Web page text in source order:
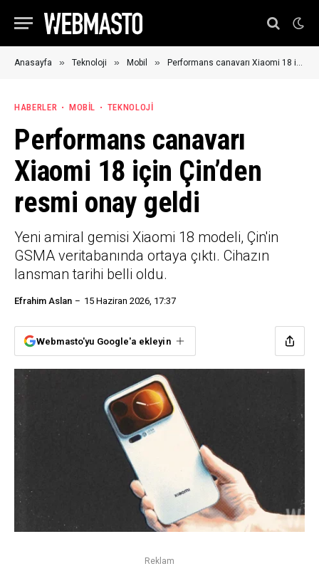
Anasayfa » Teknoloji » Mobil » Performans canavarı Xiaomi 18 için Çin’den resmi onay geldi
HABERLER MOBIL TEKNOLOJI
Performans canavarı
Xiaomi 18 için Çin’den
resmi onay geldi
Yeni amiral gemisi Xiaomi 18 modeli, Çin'in
GSMA veritabanında ortaya çıktı. Cihazın
lansman tarihi belli oldu.
Efrahim Aslan 15 Haziran 2026, 17:37
Webmasto'yu Google'a ekleyin
Reklam